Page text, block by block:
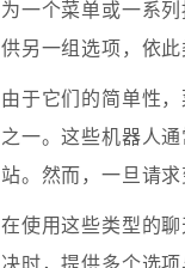
为一个菜单或一系
供另一组选项，依
由于它们的简单性
之一。这些机器人
站。然而，一旦请
在使用这些类型的
决时，提供多个选